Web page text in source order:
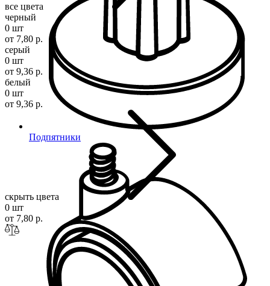
Подпятники
все цвета
черный
0 шт
от 7,80 р.
серый
0 шт
от 9,36 р.
белый
0 шт
от 9,36 р.
скрыть цвета
0 шт
от 7,80 р.